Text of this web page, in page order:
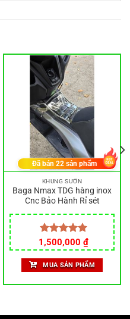
KHUNG SƯỜN
Baga Nmax TDG hàng inox
Cnc Bảo Hành Rỉ sét
Được xếp
hạng5.00
5 sao
1,500,000 ₫
Đã bán 22sản phẩm
MUA SẢN PHẨM